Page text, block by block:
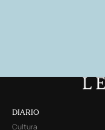
DIARIO
Cultura